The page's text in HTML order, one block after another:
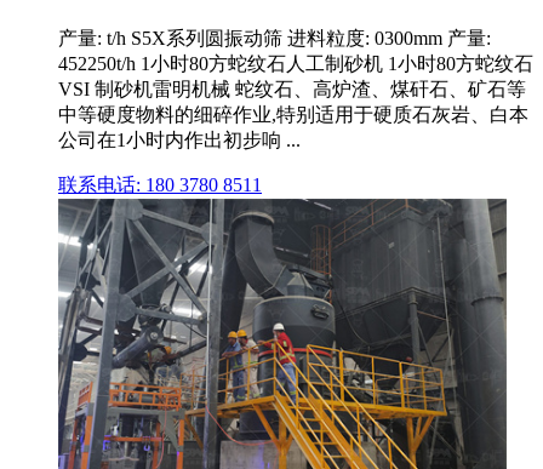
产量: t/h S5X系列圆振动筛 进料粒度: 0300mm 产量:
452250t/h 1小时80方蛇纹石人工制砂机 1小时80方蛇纹石
VSI 制砂机雷明机械 蛇纹石、高炉渣、煤矸石、矿石等
中等硬度物料的细碎作业,特别适用于硬质石灰岩、白本
公司在1小时内作出初步响 ...
联系电话: 180 3780 8511